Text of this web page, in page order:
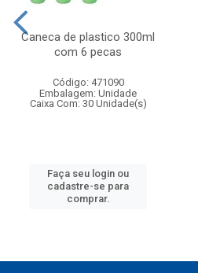
Caneca de plastico 300ml
com 6 pecas
Código: 471090
Embalagem: Unidade
Caixa Com: 30 Unidade(s)
Faça seu login ou
cadastre-se para
comprar.